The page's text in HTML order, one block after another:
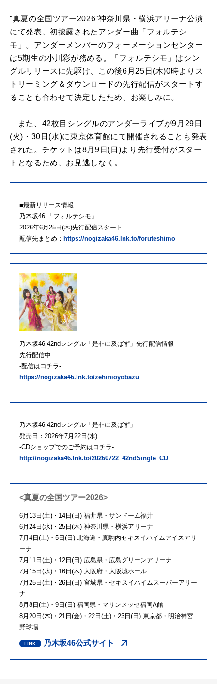
“真夏の全国ツアー2026”神奈川県・横浜アリーナ公演
にて発表、初披露されたアンダー曲「フォルテシ
モ」。アンダーメンバーのフォーメーションセンター
は5期生の小川彩が務める。「フォルテシモ」はシン
グルリリースに先駆け、この後6月25日(木)0時よりス
トリーミング＆ダウンロードの先行配信がスタートす
ることも合わせて決定したため、お楽しみに。
また、42枚目シングルのアンダーライブが9月29日
(火)・30日(水)に東京体育館にて開催されることも発表
された。チケットは8月9日(日)より先行受付がスター
トとなるため、お見逃しなく。
■最新リリース情報
乃木坂46 「フォルテシモ」
2026年6月25日(木)先行配信スタート
配信先まとめ： https://nogizaka46.lnk.to/foruteshimo
乃木坂46 42ndシングル「是非に及ばず」先行配信情報
先行配信中
-配信はコチラ-
https://nogizaka46.lnk.to/zehinioyobazu
乃木坂46 42ndシングル「是非に及ばず」
発売日：2026年7月22日(水)
-CDショップでのご予約はコチラ-
http://nogizaka46.lnk.to/20260722_42ndSingle_CD
<真夏の全国ツアー2026>
6月 13日(土) ・ 14日(日) 福井県・サンドーム福井
6月 24日(水) ・ 25日(木) 神奈川県・横浜アリーナ
7月4日(土) ・ 5日(日) 北海道・真駒内セキスイハイムアイスアリ
ーナ
7月 11 日(土) ・ 12日(日) 広島県・広島グリーンアリーナ
7月 15日(水) ・ 16日(木) 大阪府・大阪城ホール
7月 25日(土) ・ 26日(日) 宮城県・セキスイハイムスーパーアリー
ナ
8月8日(土) ・ 9日(日) 福岡県・マリンメッセ福岡A館
8月 20日(木) ・ 21 日(金) ・ 22日(土) ・ 23日(日) 東京都・明治神宮
野球場
乃木坂46公式サイト